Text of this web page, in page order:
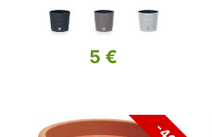
5 €